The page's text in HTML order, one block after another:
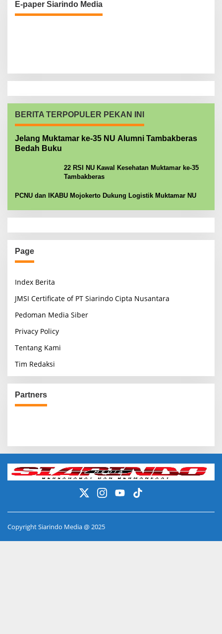
E-paper Siarindo Media
BERITA TERPOPULER PEKAN INI
Jelang Muktamar ke-35 NU Alumni Tambakberas
Bedah Buku
22 RSI NU Kawal Kesehatan Muktamar ke-35
Tambakberas
PCNU dan IKABU Mojokerto Dukung Logistik Muktamar NU
Page
Index Berita
JMSI Certificate of PT Siarindo Cipta Nusantara
Pedoman Media Siber
Privacy Policy
Tentang Kami
Tim Redaksi
Partners
Copyright Siarindo Media @ 2025